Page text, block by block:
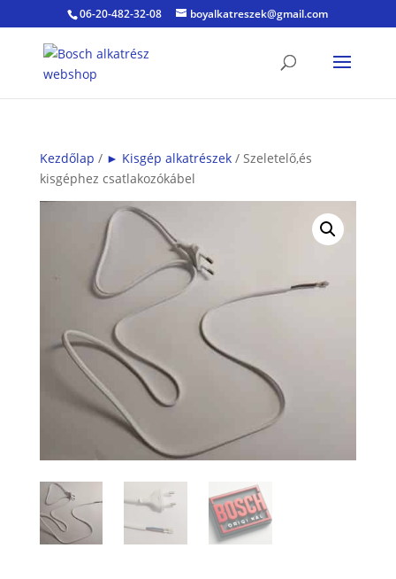
06-20-482-32-08 boyalkatreszek@gmail.com
Kezdőlap / ► Kisgép alkatrészek/ Szeletelő,és
kisgéphez csatlakozókábel